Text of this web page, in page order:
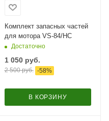
Комплект запасных частей
для мотора VS-84/HC
Достаточно
1 050руб.
2 500руб. -58%
В КОРЗИНУ